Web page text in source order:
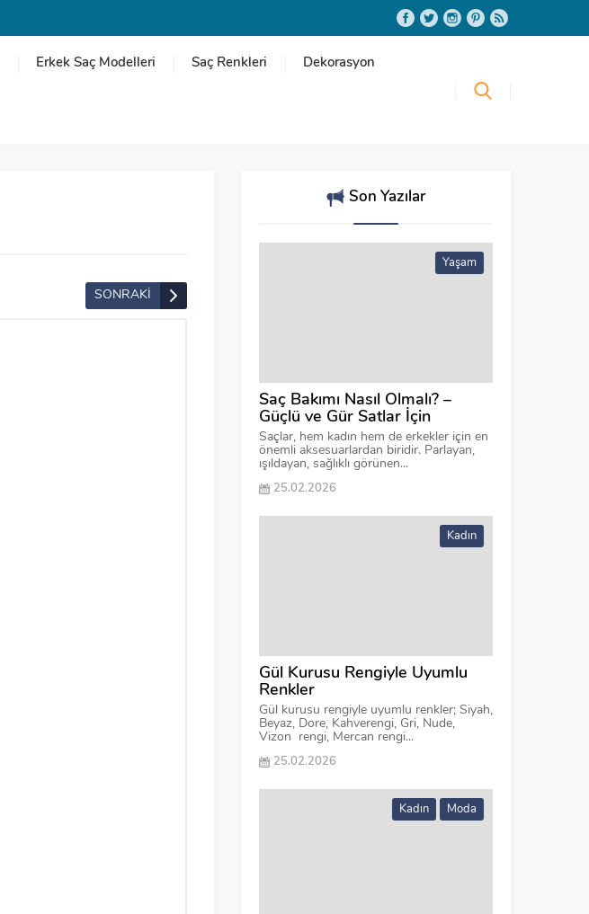
Erkek Saç Modelleri Saç Renkleri Dekorasyon
SONRAKİ
Son Yazılar
Yaşam
Saç Bakımı Nasıl Olmalı? –
Güçlü ve Gür Satlar İçin
Saçlar, hem kadın hem de erkekler için en
önemli aksesuarlardan biridir. Parlayan,
ışıldayan, sağlıklı görünen...
25.02.2026
Kadın
Gül Kurusu Rengiyle Uyumlu
Renkler
Gül kurusu rengiyle uyumlu renkler; Siyah,
Beyaz, Dore, Kahverengi, Gri, Nude,
Vizon rengi, Mercan rengi...
25.02.2026
Kadın Moda